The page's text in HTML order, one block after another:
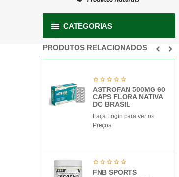
CATEGORIAS
PRODUTOS RELACIONADOS
ASTROFAN 500MG 60
CAPS FLORA NATIVA
DO BRASIL
Faça Login para ver os
Preços
FNB SPORTS